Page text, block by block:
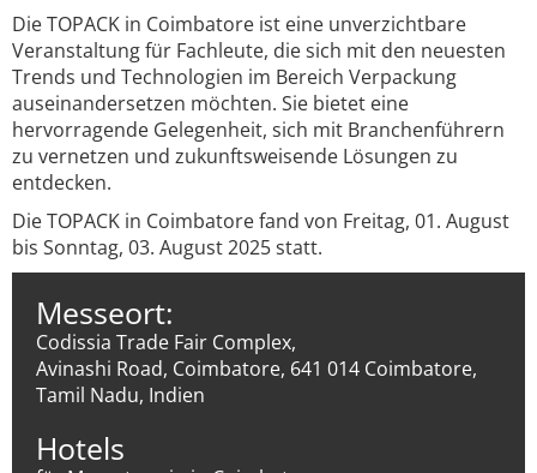
Die TOPACK in Coimbatore ist eine unverzichtbare
Veranstaltung für Fachleute, die sich mit den neuesten
Trends und Technologien im Bereich Verpackung
auseinandersetzen möchten. Sie bietet eine
hervorragende Gelegenheit, sich mit Branchenführern
zu vernetzen und zukunftsweisende Lösungen zu
entdecken.
Die TOPACK in Coimbatore fand von Freitag, 01. August
bis Sonntag, 03. August 2025 statt.
Messeort:
Codissia Trade Fair Complex,
Avinashi Road, Coimbatore, 641 014 Coimbatore,
Tamil Nadu, Indien
Hotels